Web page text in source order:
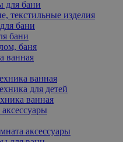
для бани
текстильные изделия
бани
бани
баня
ванная
ванная
для детей
ванная
аксессуары